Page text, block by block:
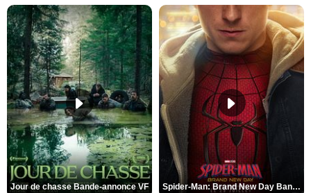
Jour de chasse Bande-annonce VF Spider-Man: Brand New Day Bande-annonce (3) VO STFR